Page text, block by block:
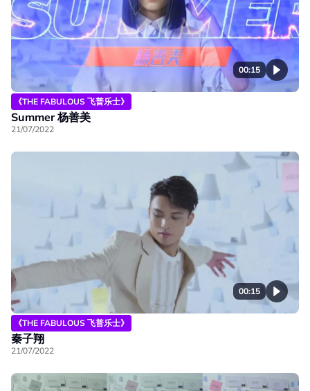
00:15
《THE FABULOUS 飞普乐士》
Summer 杨善美
21/07/2022
00:15
《THE FABULOUS 飞普乐士》
秦子翔
21/07/2022